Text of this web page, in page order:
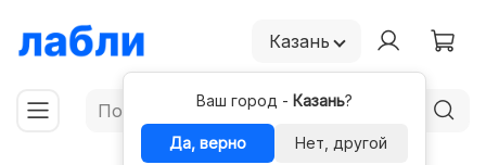
Казань
Ваш город - Казань?
Да, верно
Нет, другой